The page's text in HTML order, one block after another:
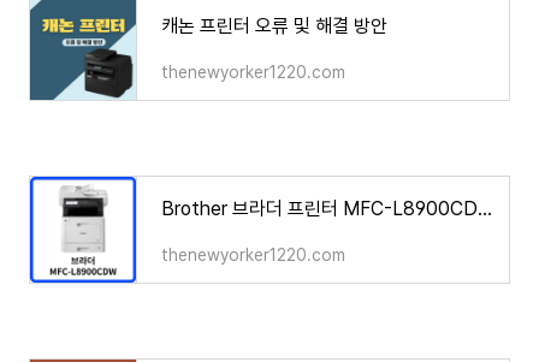
캐논 프린터 오류 및 해결 방안
thenewyorker1220.com
Brother 브라더 프린터 MFC-L8900CDW 드라이버 설치 다운로드
thenewyorker1220.com